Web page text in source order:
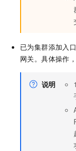
已为集群添加入
网关。具体操作
说明